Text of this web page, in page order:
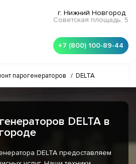
г. Нижний Новгород
Советская площадь, 5
+7 (800) 100-89-44
парогенераторов / DELTA
DELTA в
DELTA предоставляем